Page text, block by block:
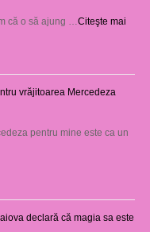
că o să ajung …Citeşte mai
vrăjitoarea Mercedeza
pentru mine este ca un
declară că magia sa este